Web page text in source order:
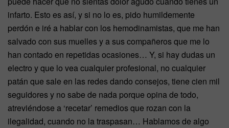
infarto. Esto es así, y si no lo es, pido humildemente
perdón e iré a hablar con los hemodinamistas, que me han
salvado con sus muelles y a sus compañeros que me lo
han contado en repetidas ocasiones… Y, si hay dudas un
electro y que lo vea cualquier profesional, no cualquier
patán que sale en las redes dando consejos, tiene cien mil
seguidores y no sabe de nada porque opina de todo,
atreviéndose a ‘recetar’ remedios que rozan con la
ilegalidad, cuando no la traspasan… Hablamos de algo